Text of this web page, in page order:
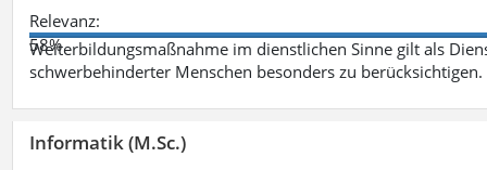
Relevanz:
58%
Weiterbildungsmaßnahme im dienstlichen Sinne gilt als
schwerbehinderter Menschen besonders zu berücksichtigen.
Informatik (M.Sc.)